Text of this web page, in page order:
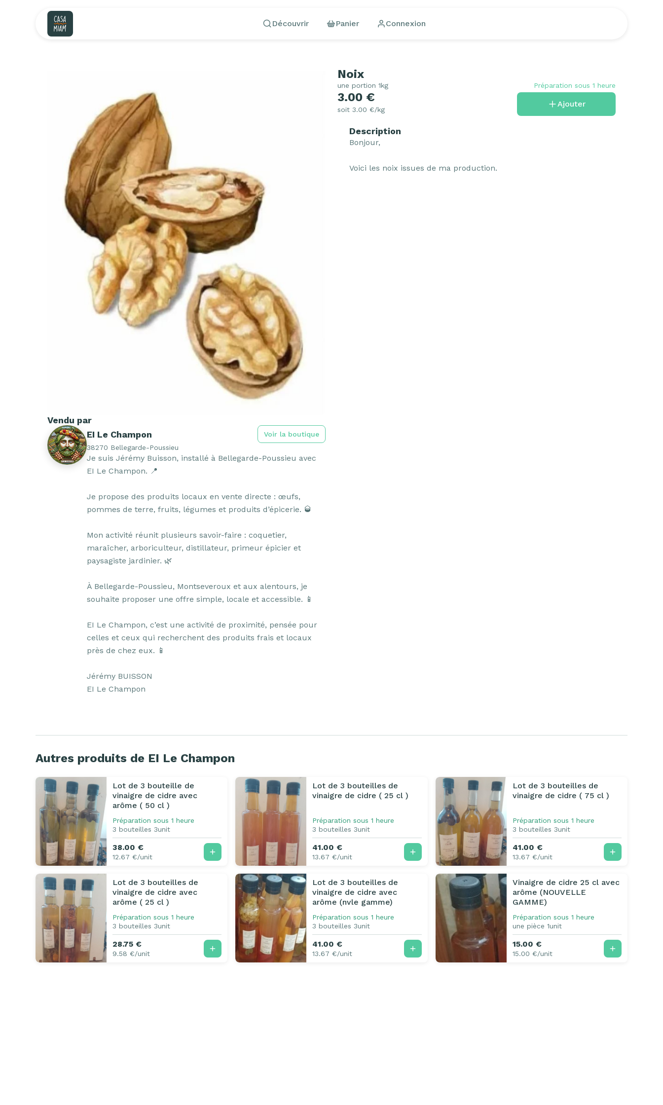
Découvrir Panier Connexion
Vendu par
EI Le Champon
Voir la boutique
38270 Bellegarde-Poussieu
Je suis Jérémy Buisson, installé à Bellegarde-Poussieu avec
EI Le Champon. 📍
Je propose des produits locaux en vente directe : œufs,
pommes de terre, fruits, légumes et produits d’épicerie. 🥃
Mon activité réunit plusieurs savoir-faire : coquetier,
maraîcher, arboriculteur, distillateur, primeur épicier et
paysagiste jardinier. 🌿
À Bellegarde-Poussieu, Montseveroux et aux alentours, je
souhaite proposer une offre simple, locale et accessible. 📱
EI Le Champon, c’est une activité de proximité, pensée pour
celles et ceux qui recherchent des produits frais et locaux
près de chez eux. 📱
Jérémy BUISSON
EI Le Champon
Noix
une portion 1kg Préparation sous 1 heure
3.00 €
soit 3.00 €/kg
Ajouter
Description
Bonjour,
Voici les noix issues de ma production.
Autres produits de EI Le Champon
Lot de 3 bouteille de
vinaigre de cidre avec
arôme ( 50 cl )
Préparation sous 1 heure
3 bouteilles 3unit
38.00 €
12.67 €/unit
Lot de 3 bouteilles de
vinaigre de cidre ( 25 cl )
Préparation sous 1 heure
3 bouteilles 3unit
41.00 €
13.67 €/unit
Lot de 3 bouteilles de
vinaigre de cidre ( 75 cl )
Préparation sous 1 heure
3 bouteilles 3unit
41.00 €
13.67 €/unit
Lot de 3 bouteilles de
vinaigre de cidre avec
arôme ( 25 cl )
Préparation sous 1 heure
3 bouteilles 3unit
28.75 €
9.58 €/unit
Lot de 3 bouteilles de
vinaigre de cidre avec
arôme (nvle gamme)
Préparation sous 1 heure
3 bouteilles 3unit
41.00 €
13.67 €/unit
Vinaigre de cidre 25 cl avec
arôme (NOUVELLE
GAMME)
Préparation sous 1 heure
une pièce 1unit
15.00 €
15.00 €/unit